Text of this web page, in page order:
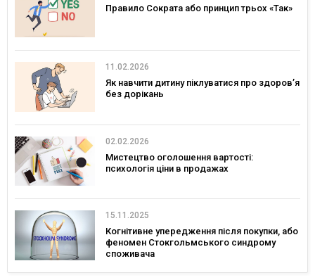
Правило Сократа або принцип трьох «Так»
11.02.2026
Як навчити дитину піклуватися про здоров’я
без дорікань
02.02.2026
Мистецтво оголошення вартості:
психологія ціни в продажах
15.11.2025
Когнітивне упередження після покупки, або
феномен Стокгольмського синдрому
споживача